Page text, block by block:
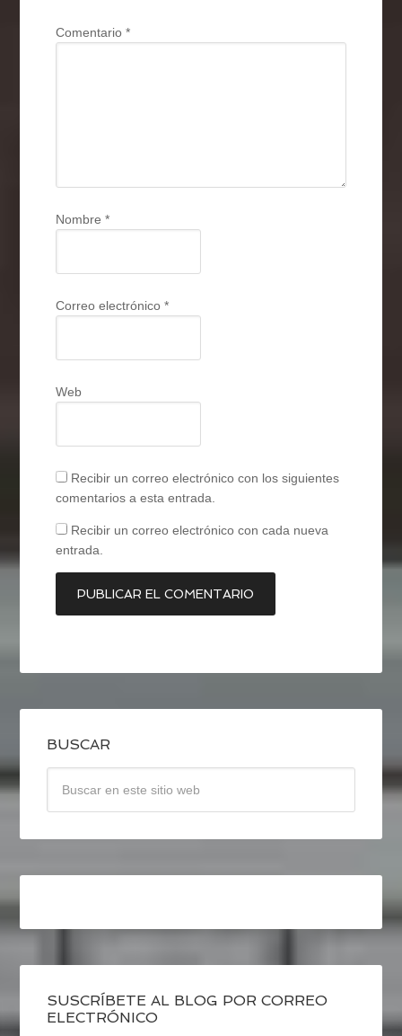
Comentario*
Nombre*
Correo electrónico*
Web
Recibir un correo electrónico con los siguientes
comentarios a esta entrada.
Recibir un correo electrónico con cada nueva
entrada.
BUSCAR
SUSCRÍBETE AL BLOG POR CORREO
ELECTRÓNICO